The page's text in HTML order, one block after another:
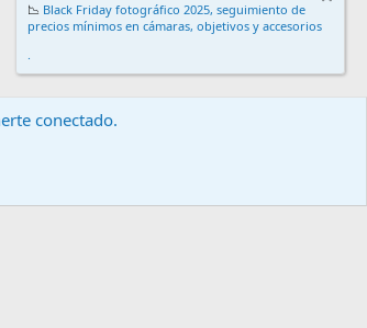
📉 Black Friday fotográfico 2025, seguimiento de
precios mínimos en cámaras, objetivos y accesorios
.
conectado.